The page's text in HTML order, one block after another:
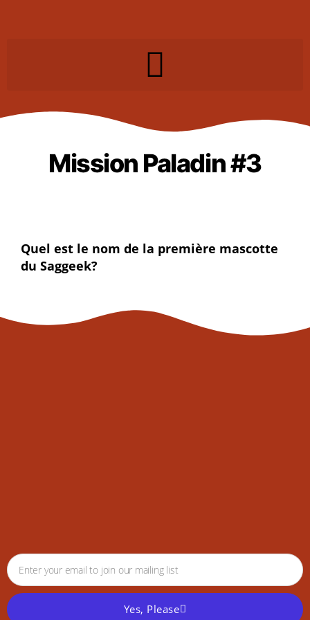
Mission Paladin #3
Quel est le nom de la première mascotte
du Saggeek?
Yes, Please